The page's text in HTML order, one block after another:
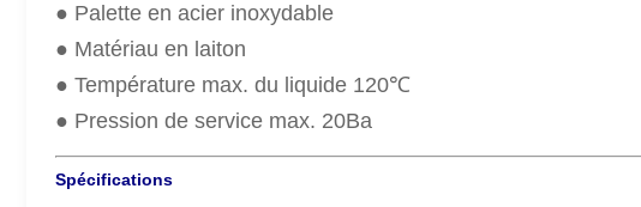
● Palette en acier inoxydable
● Matériau en laiton
● Température max. du liquide 120℃
● Pression de service max. 20Ba
Spécifications